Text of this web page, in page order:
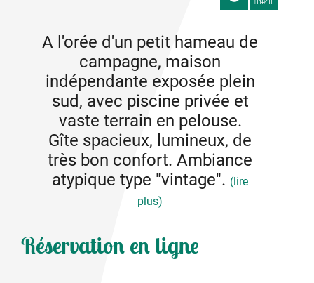
A l'orée d'un petit hameau de
campagne, maison
indépendante exposée plein
sud, avec piscine privée et
vaste terrain en pelouse.
Gîte spacieux, lumineux, de
très bon confort. Ambiance
atypique type "vintage". (lire
plus)
Séjour/coin-cuisine tout équipé, joli salon avec
canapés, bibliothèque, 3ch(3 lits 2 pers), 1ch(1 lit 1
pers), 1ch(1 lit 2 pers, 2 lits 1 pers), s.de bain,
Réservation en ligne